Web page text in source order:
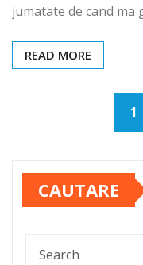
jumatate de cand ma
READ MORE
Paginație
articole
1
CAUTARE